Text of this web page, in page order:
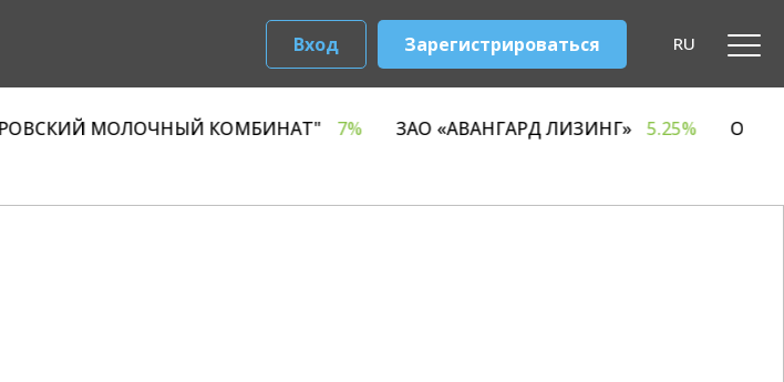
RU
Вход Зарегистрироваться
ОАО "ТУРОВСКИЙ МОЛОЧНЫЙ КОМБИНАТ" 7% ЗАО «АВАНГАРД ЛИЗИНГ» 5.25%